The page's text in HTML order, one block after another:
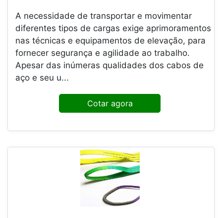
A necessidade de transportar e movimentar
diferentes tipos de cargas exige aprimoramentos
nas técnicas e equipamentos de elevação, para
fornecer segurança e agilidade ao trabalho.
Apesar das inúmeras qualidades dos cabos de
aço e seu u...
Cotar agora